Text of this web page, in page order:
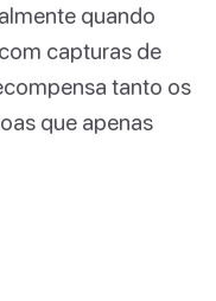
quando
capturas de
tanto os
que apenas